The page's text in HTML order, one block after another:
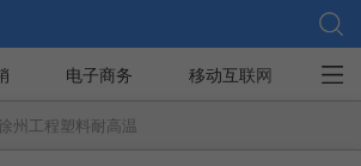
电子商务 移动互联网 社
徐州工程塑料耐高温